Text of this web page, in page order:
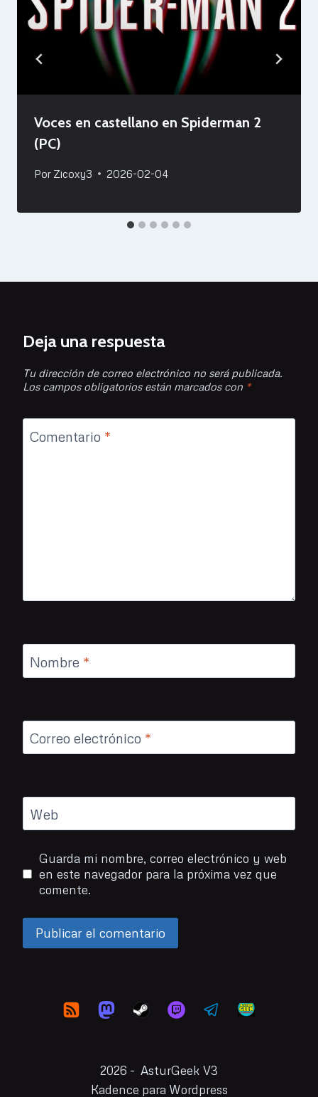
Voces en castellano en Spiderman 2
(PC)
Por Zicoxy3 2026-02-04
Deja una respuesta
Tu dirección de correo electrónico no será publicada.
Los campos obligatorios están marcados con *
Comentario *
Nombre *
Correo electrónico *
Web
Guarda mi nombre, correo electrónico y web
en este navegador para la próxima vez que
comente.
2026 - AsturGeek V3
Kadence para Wordpress